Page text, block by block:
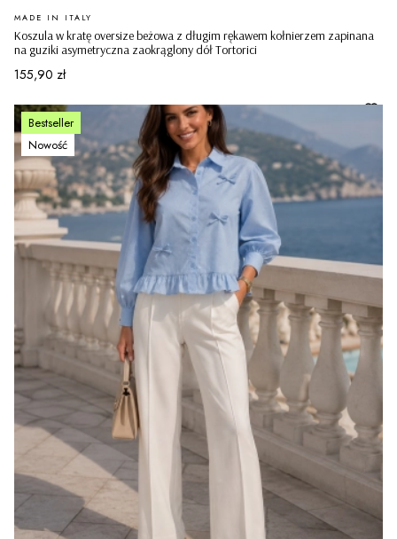
Koszula w kratę oversize beżowa z długim rękawem kołnierzem zapinana
na guziki asymetryczna zaokrąglony dół Tortorici
PRODUCENT
MADE IN ITALY
Cena
155,90 zł
Bestseller
Nowość